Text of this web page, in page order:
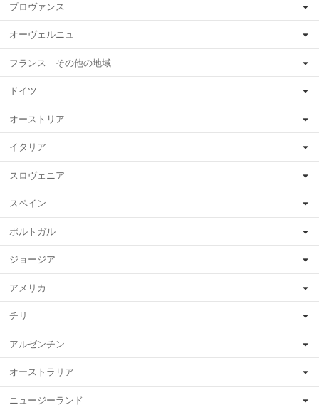
プロヴァンス
オーヴェルニュ
フランス その他の地域
ドイツ
オーストリア
イタリア
スロヴェニア
スペイン
ポルトガル
ジョージア
アメリカ
チリ
アルゼンチン
オーストラリア
ニュージーランド